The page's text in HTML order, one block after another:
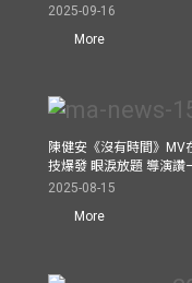
2025-09-16
More
陳健安《沒有時間》
技爆發 眼淚放題 導演
2025-08-15
More